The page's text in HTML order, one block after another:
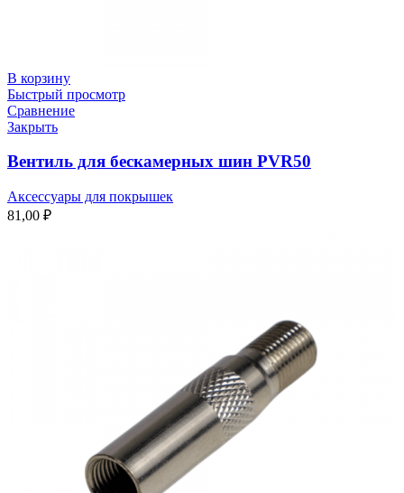
В корзину
Быстрый просмотр
Сравнение
Закрыть
Вентиль для бескамерных шин PVR50
Аксессуары для покрышек
81,00 ₽